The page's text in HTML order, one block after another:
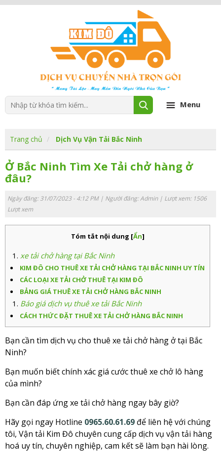
Menu
Trang chủ Dịch Vụ Vận Tải Bắc Ninh
Ở Bắc Ninh Tìm Xe Tải chở hàng ở
đâu?
Ngày đăng: 31/07/2023 - 4:12 PM | Người đăng:Admin| Lượt xem: 1506
Lượt xem
Tóm tắt nội dung [Ẩn]
xe tải chở hàng tại Bắc Ninh
KIM ĐÔ CHO THUÊ XE TẢI CHỞ HÀNG TẠI BẮC NINH UY TÍN
CÁC LOẠI XE TẢI CHỞ THUÊ TẠI KIM ĐÔ
BẢNG GIÁ THUÊ XE TẢI CHỞ HÀNG BẮC NINH
Báo giá dịch vụ thuê xe tải Bắc Ninh
CÁCH THỨC ĐẶT THUÊ XE TẢI CHỞ HÀNG BẮC NINH
Bạn cần tìm dịch vụ cho thuê xe tải chở hàng ở tại Bắc
Ninh?
Bạn muốn biết chính xác giá cước thuê xe chở lô hàng
của mình?
Bạn cần đáp ứng xe tải chở hàng ngay bây giờ?
Hãy gọi ngay Hotline 0965.60.61.69 để liên hệ với chúng
tôi, Vận tải Kim Đô chuyên cung cấp dịch vụ vận tải hàng
hoá uy tín, chuyên nghiệp, cam kết sẽ làm bạn hài lòng.